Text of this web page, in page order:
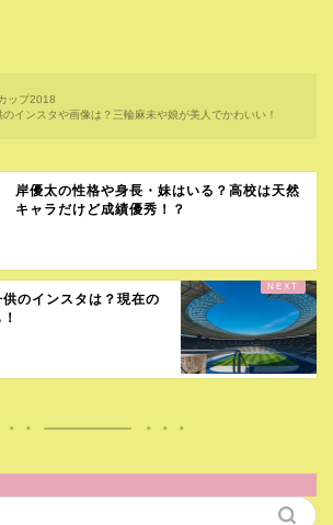
ップ2018
インスタや画像は？三輪麻未や娘が美人でかわいい！
岸優太の性格や身長・妹はいる？高校は天然
キャラだけど成績優秀！？
のインスタは？現在の